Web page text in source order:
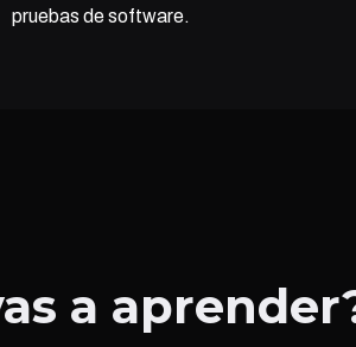
pruebas de software.
a